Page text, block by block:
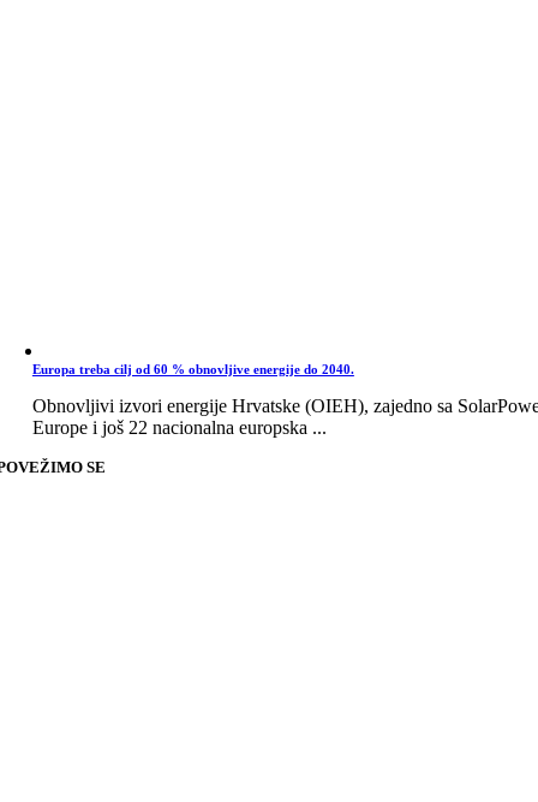
Europa treba cilj od 60 % obnovljive energije do 2040.
Obnovljivi izvori energije Hrvatske (OIEH), zajedno sa
Europe i još 22 nacionalna europska ...
SE